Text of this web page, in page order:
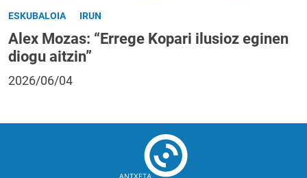
ESKUBALOIA IRUN
Alex Mozas: “Errege Kopari ilusioz eginen
diogu aitzin”
2026/06/04